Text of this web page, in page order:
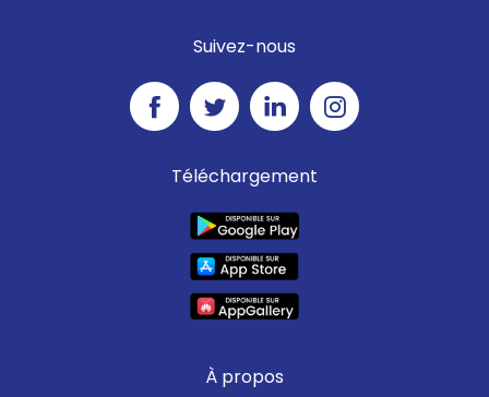
Suivez-nous
Téléchargement
À propos